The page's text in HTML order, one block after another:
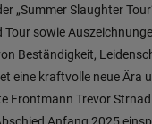
„Summer Slaughter
sowie
Beständigkeit,
eine kraftvolle neue
Frontmann Trevor